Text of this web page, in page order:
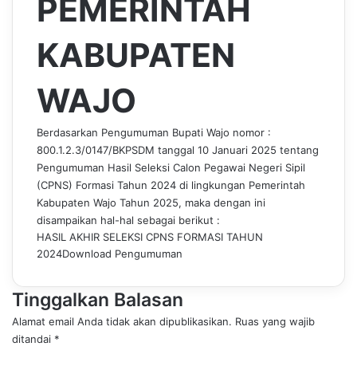
PEMERINTAH
KABUPATEN
WAJO
Berdasarkan Pengumuman Bupati Wajo nomor :
800.1.2.3/0147/BKPSDM tanggal 10 Januari 2025 tentang
Pengumuman Hasil Seleksi Calon Pegawai Negeri Sipil
(CPNS) Formasi Tahun 2024 di lingkungan Pemerintah
Kabupaten Wajo Tahun 2025, maka dengan ini
disampaikan hal-hal sebagai berikut :
HASIL AKHIR SELEKSI CPNS FORMASI TAHUN
2024Download Pengumuman
Tinggalkan Balasan
Alamat email Anda tidak akan dipublikasikan. Ruas yang wajib
ditandai *